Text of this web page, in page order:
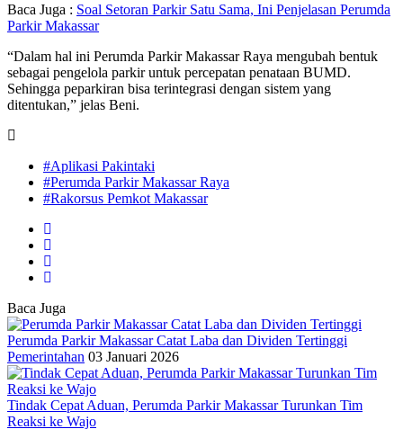
Baca Juga : Soal Setoran Parkir Satu Sama, Ini Penjelasan Perumda
Parkir Makassar
“Dalam hal ini Perumda Parkir Makassar Raya mengubah bentuk
sebagai pengelola parkir untuk percepatan penataan BUMD.
Sehingga peparkiran bisa terintegrasi dengan sistem yang
ditentukan,” jelas Beni.
#Aplikasi Pakintaki
#Perumda Parkir Makassar Raya
#Rakorsus Pemkot Makassar
Baca Juga
Perumda Parkir Makassar Catat Laba dan Dividen Tertinggi
Pemerintahan 03 Januari 2026
Tindak Cepat Aduan, Perumda Parkir Makassar Turunkan Tim
Reaksi ke Wajo